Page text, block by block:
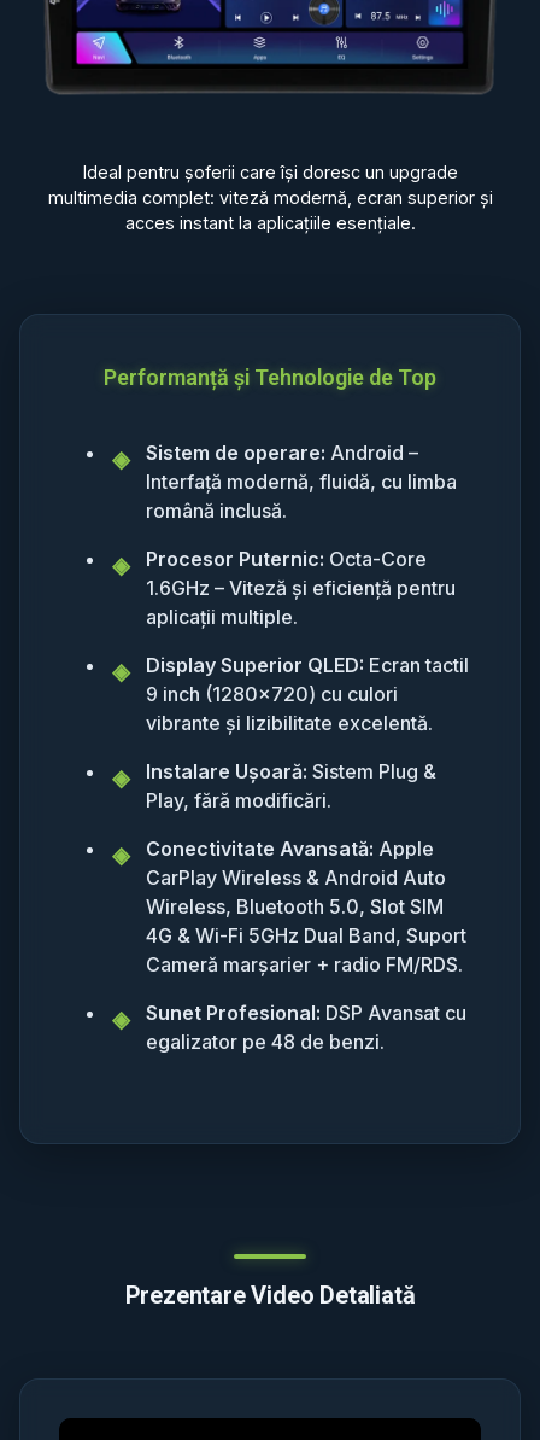
Ideal pentru șoferii care își doresc un upgrade
multimedia complet: viteză modernă, ecran superior și
acces instant la aplicațiile esențiale.
Performanță și Tehnologie de Top
Sistem de operare: Android –
Interfață modernă, fluidă, cu limba
română inclusă.
Procesor Puternic: Octa-Core
1.6GHz – Viteză și eficiență pentru
aplicații multiple.
Display Superior QLED: Ecran tactil
9 inch (1280x720) cu culori
vibrante și lizibilitate excelentă.
Instalare Ușoară: Sistem Plug &
Play, fără modificări.
Conectivitate Avansată: Apple
CarPlay Wireless & Android Auto
Wireless, Bluetooth 5.0, Slot SIM
4G & Wi-Fi 5GHz Dual Band, Suport
Cameră marșarier + radio FM/RDS.
Sunet Profesional: DSP Avansat cu
egalizator pe 48 de benzi.
Prezentare Video Detaliată